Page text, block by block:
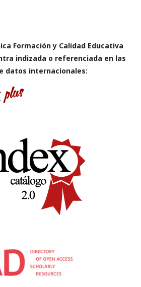
Formación y Calidad Educativa
indizada o referenciada en las
datos internacionales: